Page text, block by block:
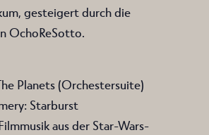
gesteigert durch die
OchoReSotto.
Planets (Orchestersuite)
Starburst
aus der Star-Wars-